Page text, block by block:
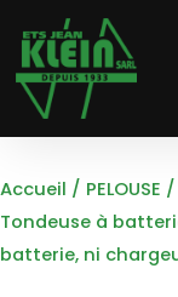
Accueil / PELOUSE /
Tondeuse à batterie
batterie, ni